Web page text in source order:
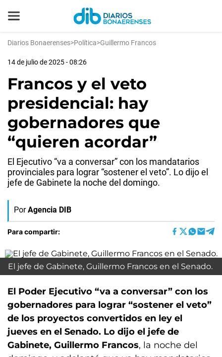
Diarios Bonaerenses>Política>Guillermo Francos
14 de julio de 2025 - 08:26
Francos y el veto
presidencial: hay
gobernadores que
“quieren acordar”
El Ejecutivo “va a conversar” con los mandatarios
provinciales para lograr “sostener el veto”. Lo dijo el
jefe de Gabinete la noche del domingo.
Por Agencia DIB
Para compartir:
El jefe de Gabinete, Guillermo Francos en el Senado.
El Poder Ejecutivo “va a conversar” con los
gobernadores para lograr “sostener el veto”
de los proyectos convertidos en ley el
jueves en el Senado. Lo dijo el jefe de
Gabinete, Guillermo Francos, la noche del